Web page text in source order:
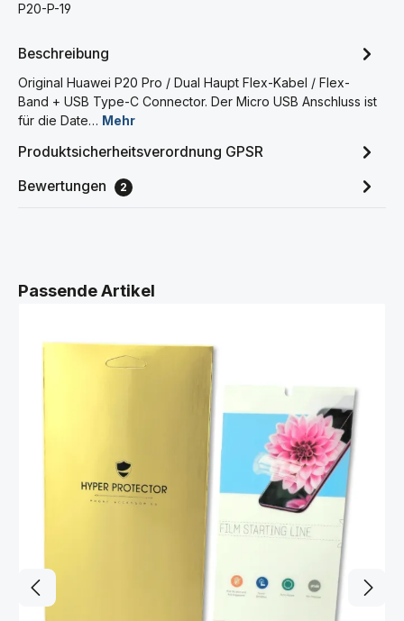
P20-P-19
Beschreibung
Original Huawei P20 Pro / Dual Haupt Flex-Kabel / Flex-
Band + USB Type-C Connector. Der Micro USB Anschluss ist
für die Date… Mehr
Produktsicherheitsverordnung GPSR
Bewertungen
2
Produktgalerie überspringen
Passende Artikel